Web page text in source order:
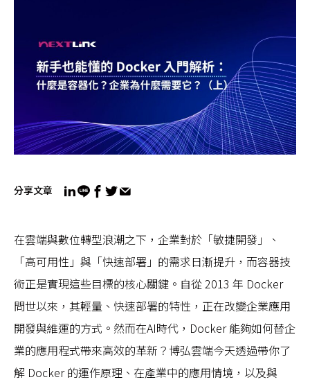
分享文章
在雲端與數位轉型浪潮之下，企業對於「敏捷開發」、
「高可用性」與「快速部署」的需求日漸提升，而容器技
術正是實現這些目標的核心關鍵。自從 2013 年 Docker
問世以來，其輕量、快速部署的特性，正在改變企業應用
開發與維運的方式。然而在AI時代，Docker 能夠如何替企
業的應用程式帶來高效的革新？博弘雲端今天透過帶你了
解 Docker 的運作原理、在產業中的應用情境，以及與